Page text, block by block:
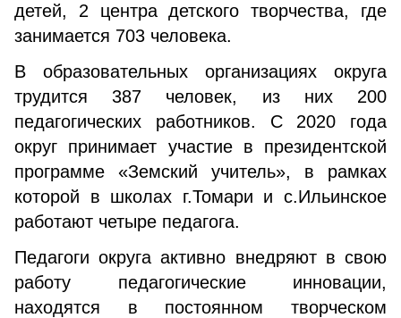
детей, 2 центра детского творчества, где
занимается 703 человека.
В образовательных организациях округа
трудится 387 человек, из них 200
педагогических работников. С 2020 года
округ принимает участие в президентской
программе «Земский учитель», в рамках
которой в школах г.Томари и с.Ильинское
работают четыре педагога.
Педагоги округа активно внедряют в свою
работу педагогические инновации,
находятся в постоянном творческом